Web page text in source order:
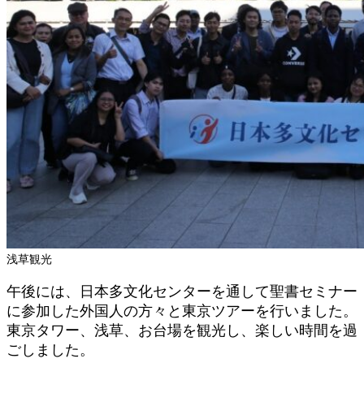
浅草観光
午後には、日本多文化センターを通して聖書セミナー
に参加した外国人の方々と東京ツアーを行いました。
東京タワー、浅草、お台場を観光し、楽しい時間を過
ごしました。